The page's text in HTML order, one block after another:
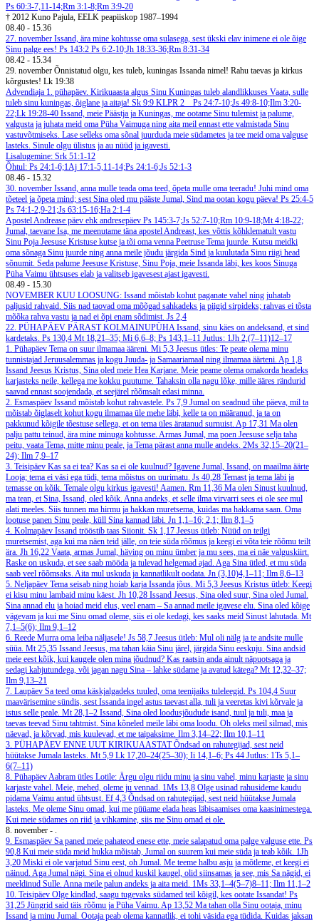
Ps 60:3-7,11-14;Rm 3:1-8;Rm 3:9-20
† 2012 Kuno Pajula, EELK peapiiskop 1987–1994
08.40 - 15.36
27. november Issand, ära mine kohtusse oma sulasega, sest ükski elav inimene ei ole õige
Sinu palge ees! Ps 143:2 Ps 6:2-10;Jh 18:33-36;Rm 8:31-34
08.42 - 15.34
29. november Õnnistatud olgu, kes tuleb, kuningas Issanda nimel! Rahu taevas ja kirkus
kõrgustes! Lk 19:38
Advendiaja 1. pühapäev. Kirikuaasta algus Sinu Kuningas tuleb alandlikkuses Vaata, sulle
tuleb sinu kuningas, õiglane ja aitaja! Sk 9:9 KLPR 2
Ps 24:7-10;Js 49:8-10;Ilm 3:20-
22;Lk 19:28-40 Issand, meie Päästja ja Kuningas, me ootame Sinu tulemist ja palume,
valgusta ja juhata meid oma Püha Vaimuga ning aita meil ennast ette valmistada Sinu
vastuvõtmiseks. Lase selleks oma sõnal juurduda meie südametes ja tee meid oma valguse
lasteks. Sinule olgu ülistus ja au nüüd ja igavesti.
Lisalugemine: Srk 51:1-12
Õhtul: Ps 24:1-6;1Aj 17:1-5,11-14;Ps 24:1-6;Js 52:1-3
08.46 - 15.32
30. november Issand, anna mulle teada oma teed, õpeta mulle oma teeradu! Juhi mind oma
tõeteel ja õpeta mind; sest Sina oled mu pääste Jumal, Sind ma ootan kogu päeva! Ps 25:4-5
Ps 74:1-2,9-21;Js 63:15-16;Ha 2:1-4
Apostel Andrease päev ehk andresepäev Ps 145:3-7;Js 52:7-10;Rm 10:9-18;Mt 4:18-22;
Jumal, taevane Isa, me meenutame täna apostel Andreast, kes võttis kõhklematult vastu
Sinu Poja Jeesuse Kristuse kutse ja tõi oma venna Peetruse Tema juurde. Kutsu meidki
oma sõnaga Sinu juurde ning anna meile jõudu järgida Sind ja kuulutada Sinu riigi head
sõnumit. Seda palume Jeesuse Kristuse, Sinu Poja, meie Issanda läbi, kes koos Sinuga
Püha Vaimu ühtsuses elab ja valitseb igavesest ajast igavesti.
08.49 - 15.30
NOVEMBER KUU LOOSUNG: Issand mõistab kohut paganate vahel ning juhatab
paljusid rahvaid. Siis nad taovad oma mõõgad sahkadeks ja piigid sirpideks; rahvas ei tõsta
mõõka rahva vastu ja nad ei õpi enam sõdimist. Js 2,4
22. PÜHAPÄEV PÄRAST KOLMAINUPÜHAIssand, sinu käes on andeksand, et sind
kardetaks. Ps 130,4 Mt 18,21–35; Mi 6,6–8; Ps 143,1–11 Jutlus: 1Jh 2,(7–11)12–17
1. Pühapäev Tema on suur ilmamaa ääreni. Mi 5,3 Jeesus ütles: Te peate olema minu
tunnistajad Jeruusalemmas ja kogu Juuda- ja Samaariamaal ning ilmamaa äärteni. Ap 1,8
Issand Jeesus Kristus, Sina oled meie Hea Karjane. Meie peame olema omakorda headeks
karjasteks neile, kellega me kokku puutume. Tahaksin olla nagu lõke, mille ääres rändurid
saavad ennast soojendada, et seejärel rõõmsalt edasi minna.
2. Esmaspäev Issand mõistab kohut rahvastele. Ps 7,9 Jumal on seadnud ühe päeva, mil ta
mõistab õiglaselt kohut kogu ilmamaa üle mehe läbi, kelle ta on määranud, ja ta on
pakkunud kõigile tõestuse sellega, et on tema üles äratanud surnuist. Ap 17,31 Ma olen
palju pattu teinud, ära mine minuga kohtusse. Armas Jumal, ma poen Jeesuse selja taha
peitu, vaata Tema, mitte minu peale, ja Tema pärast anna mulle andeks. 2Ms 32,15–20(21–
24); Ilm 7,9–17
3. Teisipäev Kas sa ei tea? Kas sa ei ole kuulnud? Igavene Jumal, Issand, on maailma äärte
Looja; tema ei väsi ega tüdi, tema mõistus on uurimatu. Js 40,28 Temast ja tema läbi ja
temasse on kõik. Temale olgu kirkus igavesti! Aamen. Rm 11,36 Ma olen Sinust kuulnud,
ma tean, et Sina, Issand, oled kõik. Anna andeks, et selle ilma virvarri sees ei ole see mul
alati meeles. Siis tunnen ma hirmu ja hakkan muretsema, kuidas ma hakkama saan. Oma
lootuse panen Sinu peale, küll Sina kannad läbi. Jn 1,1–16; 2,1; Ilm 8,1–5
4. Kolmapäev Issand trööstib taas Siionit. Sk 1,17 Jeesus ütleb: Nüüd on teilgi
muretsemist, aga kui ma näen teid jälle, on teie süda rõõmus ja keegi ei võta teie rõõmu teilt
ära. Jh 16,22 Vaata, armas Jumal, häving on minu ümber ja mu sees, ma ei näe valguskiirt.
Raske on uskuda, et see saab mööda ja tulevad helgemad ajad. Aga Sina ütled, et mu süda
saab veel rõõmsaks. Aita mul uskuda ja kannatlikult oodata. Jn (3,10)4,1–11; Ilm 8,6–13
5. Neljapäev Tema seisab ning hoiab karja Issanda jõus. Mi 5,3 Jeesus Kristus ütleb: Keegi
ei kisu minu lambaid minu käest. Jh 10,28 Issand Jeesus, Sina oled suur, Sina oled Jumal.
Sina annad elu ja hoiad meid elus, veel enam – Sa annad meile igavese elu. Sina oled kõige
vägevam ja kui me Sinu omad oleme, siis ei ole kedagi, kes saaks meid Sinust lahutada. Mt
7,1–5(6); Ilm 9,1–12
6. Reede Murra oma leiba näljasele! Js 58,7 Jeesus ütleb: Mul oli nälg ja te andsite mulle
süüa. Mt 25,35 Issand Jeesus, ma tahan käia Sinu järel, järgida Sinu eeskuju. Sina andsid
meie eest kõik, kui kaugele olen mina jõudnud? Kas raatsin anda ainult näpuotsaga ja
sedagi kahjutundega, või jagan nagu Sina – lahke südame ja avatud kätega? Mt 12,32–37;
Ilm 9,13–21
7. Laupäev Sa teed oma käskjalgadeks tuuled, oma teenijaiks tuleleegid. Ps 104,4 Suur
maavärisemine sündis, sest Issanda ingel astus taevast alla, tuli ja veeretas kivi kõrvale ja
istus selle peale. Mt 28,1–2 Issand, Sina oled loodusjõudude isand, tuul ja tuli, maa ja
taevas teevad Sinu tahtmist. Sina kõneled meile läbi oma loodu. Oh oleks meil silmad, mis
näevad, ja kõrvad, mis kuulevad, et me taipaksime. Ilm 3,14–22; Ilm 10,1–11
3. PÜHAPÄEV ENNE UUT KIRIKUAASTATÕndsad on rahutegijad, sest neid
hüütakse Jumala lasteks. Mt 5,9 Lk 17,20–24(25–30); Ii 14,1–6; Ps 44 Jutlus: 1Ts 5,1–
6(7–11)
8. PühapäevAabram ütles Lotile: Ärgu olgu riidu minu ja sinu vahel, minu karjaste ja sinu
karjaste vahel. Meie, mehed, oleme ju vennad. 1Ms 13,8 Olge usinad rahusideme kaudu
pidama Vaimu antud ühtsust. Ef 4,3 Õndsad on rahutegijad, sest neid hüütakse Jumala
lasteks. Me oleme Sinu omad, kui me püüame elada heas läbisaamises oma kaasinimestega.
Kui meie südames on riid ja vihkamine, siis me Sinu omad ei ole.
8. november - .
9. Esmaspäev Sa paned meie pahateod enese ette, meie salapatud oma palge valguse ette. Ps
90,8 Kui meie süda meid hukka mõistab, Jumal on suurem kui meie süda ja teab kõik. 1Jh
3,20 Miski ei ole varjatud Sinu eest, oh Jumal. Me teeme halbu asju ja mõtleme, et keegi ei
näinud. Aga Jumal nägi. Sina ei olnud kuskil kaugel, olid siinsamas ja see, mis Sa nägid, ei
meeldinud Sulle. Anna meile palun andeks ja aita meid. 1Ms 33,1–4(5–7)8–11; Ilm 11,1–2
10. Teisipäev Olge kindlad, saagu tugevaks südamed teil kõigil, kes ootate Issandat! Ps
31,25 Jüngrid said täis rõõmu ja Püha Vaimu. Ap 13,52 Ma tahan olla Sinu ootaja, minu
Issand ja minu Jumal. Ootaja peab olema kannatlik, ei tohi väsida ega tüdida. Kuidas jaksan